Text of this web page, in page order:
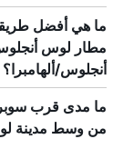
ما هي أفضل
أنجلوس/ألهامبرا؟
من وسط مدينة